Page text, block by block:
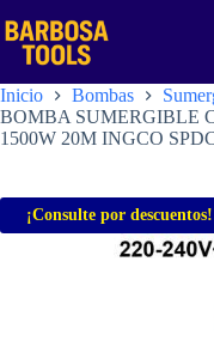
al
contenido
Inicio Bombas
BOMBA SUMERGIBLE
1500W 20M INGCO
¡Consulte por descuentos!